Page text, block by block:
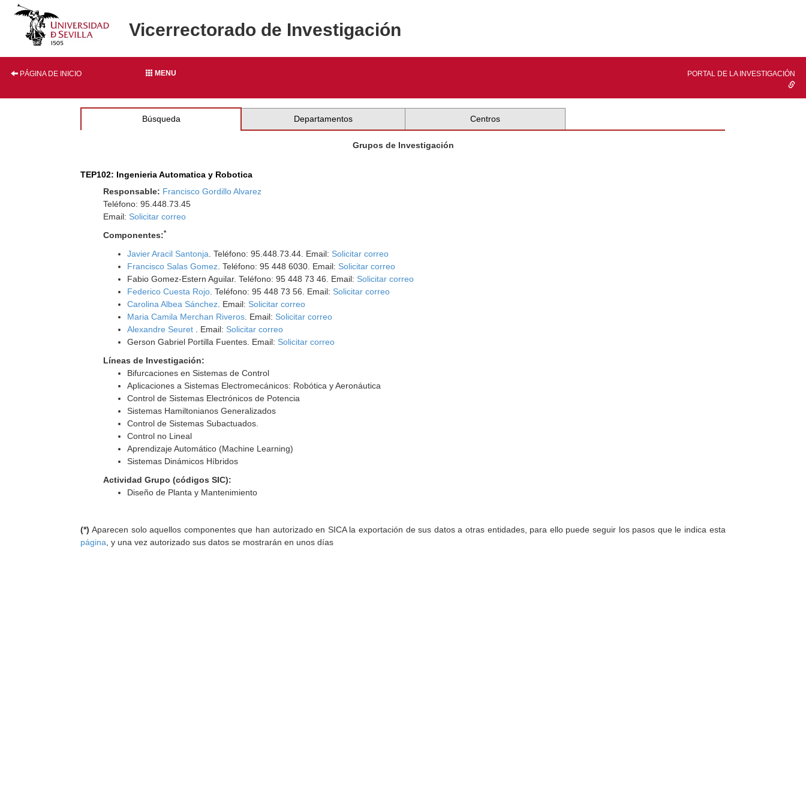
Vicerrectorado de Investigación
PÁGINA DE INICIO MENU PORTAL DE LA INVESTIGACIÓN
Búsqueda Departamentos Centros
Grupos de Investigación
TEP102: Ingenieria Automatica y Robotica
Responsable: Francisco Gordillo Alvarez
Teléfono: 95.448.73.45
Email: Solicitar correo
Componentes:*
Javier Aracil Santonja . Teléfono: 95.448.73.44. Email: Solicitar correo
Francisco Salas Gomez . Teléfono: 95 448 6030. Email: Solicitar correo
Fabio Gomez-Estern Aguilar. Teléfono: 95 448 73 46. Email: Solicitar correo
Federico Cuesta Rojo . Teléfono: 95 448 73 56. Email: Solicitar correo
Carolina Albea Sánchez . Email: Solicitar correo
Maria Camila Merchan Riveros . Email: Solicitar correo
Alexandre Seuret
. Email: Solicitar correo
Gerson Gabriel Portilla Fuentes. Email: Solicitar correo
Líneas de Investigación:
Bifurcaciones en Sistemas de Control
Aplicaciones a Sistemas Electromecánicos: Robótica y Aeronáutica
Control de Sistemas Electrónicos de Potencia
Sistemas Hamiltonianos Generalizados
Control de Sistemas Subactuados.
Control no Lineal
Aprendizaje Automático (Machine Learning)
Sistemas Dinámicos Híbridos
Actividad Grupo (códigos SIC):
Diseño de Planta y Mantenimiento
(*) Aparecen solo aquellos componentes que han autorizado en SICA la exportación de sus datos a otras entidades, para ello puede seguir los pasos que le indica esta
página , y una vez autorizado sus datos se mostrarán en unos días